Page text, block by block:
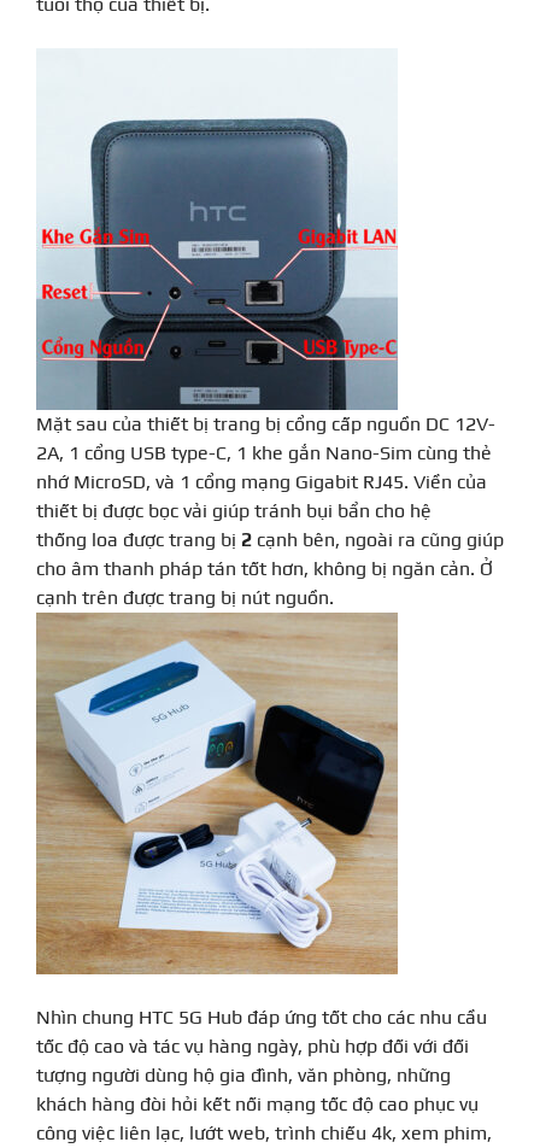
Mặt sau của thiết bị trang bị cổng cấp nguồn DC 12V-
2A, 1 cổng USB type-C, 1 khe gắn Nano-Sim cùng thẻ
nhớ MicroSD, và 1 cổng mạng Gigabit RJ45. Viền của
thiết bị được bọc vải giúp tránh bụi bẩn cho hệ
thống loa được trang bị 2 cạnh bên, ngoài ra cũng giúp
cho âm thanh pháp tán tốt hơn, không bị ngăn cản. Ở
cạnh trên được trang bị nút nguồn.
Nhìn chung HTC 5G Hub đáp ứng tốt cho các nhu cầu
tốc độ cao và tác vụ hàng ngày, phù hợp đối với đối
tượng người dùng hộ gia đình, văn phòng, những
khách hàng đòi hỏi kết nối mạng tốc độ cao phục vụ
công việc liên lạc, lướt web, trình chiếu 4k, xem phim,